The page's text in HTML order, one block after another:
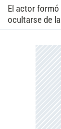
El actor
ocultarse de